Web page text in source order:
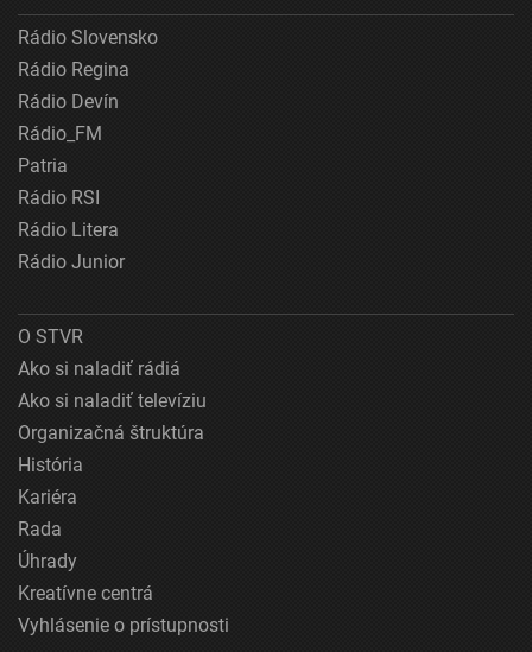
Rádio Slovensko
Rádio Regina
Rádio Devín
Rádio_FM
Patria
Rádio RSI
Rádio Litera
Rádio Junior
O STVR
Ako si naladiť rádiá
Ako si naladiť televíziu
Organizačná štruktúra
História
Kariéra
Rada
Úhrady
Kreatívne centrá
Vyhlásenie o prístupnosti